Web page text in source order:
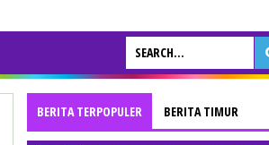
BERITA TERPOPULER BERITA TIMUR